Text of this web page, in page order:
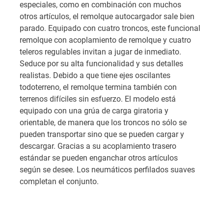
especiales, como en combinación con muchos
otros artículos, el remolque autocargador sale bien
parado. Equipado con cuatro troncos, este funcional
remolque con acoplamiento de remolque y cuatro
teleros regulables invitan a jugar de inmediato.
Seduce por su alta funcionalidad y sus detalles
realistas. Debido a que tiene ejes oscilantes
todoterreno, el remolque termina también con
terrenos difíciles sin esfuerzo. El modelo está
equipado con una grúa de carga giratoria y
orientable, de manera que los troncos no sólo se
pueden transportar sino que se pueden cargar y
descargar. Gracias a su acoplamiento trasero
estándar se pueden enganchar otros artículos
según se desee. Los neumáticos perfilados suaves
completan el conjunto.